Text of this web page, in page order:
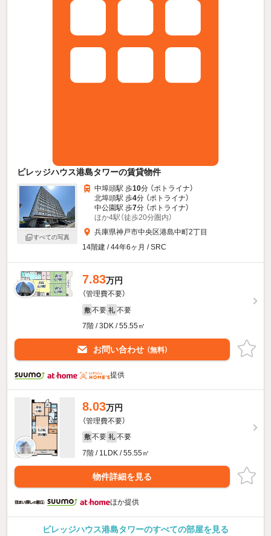
ビレッジハウス港島タワーの賃貸物件
すべての写真
中埠頭駅 歩10分 （ポトライナ）
北埠頭駅 歩4分 （ポトライナ）
中公園駅 歩7分 （ポトライナ）
ほか4駅（徒歩20分圏内）
兵庫県神戸市中央区港島中町2丁目
14階建 / 44年6ヶ月 / SRC
7.83万円
（管理費不要）
敷 不要 礼 不要
7階 / 3DK / 55.55㎡
お問い合わせ （無料）
提供
8.03万円
（管理費不要）
敷 不要 礼 不要
7階 / 1LDK / 55.55㎡
物件詳細を見る
ほか提供
ビレッジハウス港島タワーのすべての部屋を見る